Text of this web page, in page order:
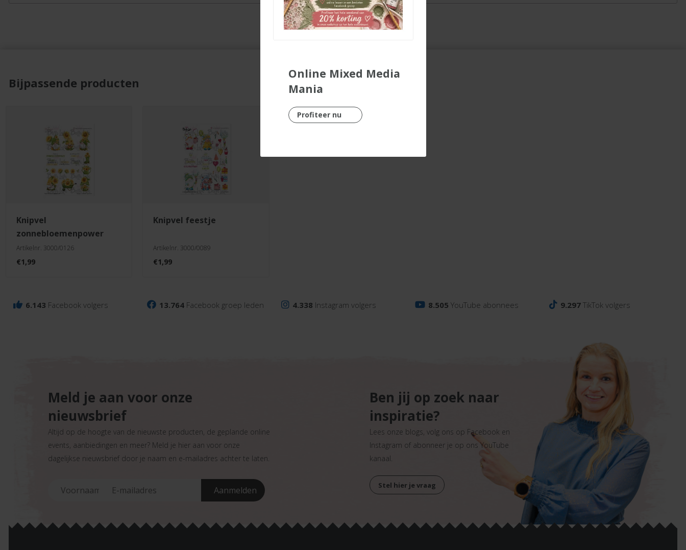
Bijpassende producten
knipvel
zonnebloemenpower
Artikelnr. 3000/0126
€1,99
knipvel feestje
Artikelnr. 3000/0089
€1,99
6.143 Facebook volgers 13.764 Facebook groep leden 4.338 Instagram volgers 8.505 YouTube abonnees 9.297TikTok volgers
Meld je aan voor onze
nieuwsbrief
Altijd op de hoogte van de nieuwste producten, de geplande online
events, aanbiedingen en meer? Meld je hier aan voor onze
dagelijkse nieuwsbrief door je naam en e-mailadres achter te laten.
Ben jij op zoek naar
inspiratie?
Lees onze blogs, volg ons op Facebook en
Instagram of abonneer je op ons YouTube
kanaal.
Stel hier je vraag
Online Mixed Media
Mania
Profiteer nu